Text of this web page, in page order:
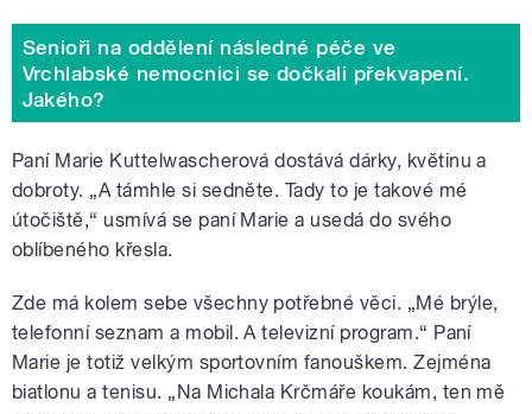
Senioři na oddělení následné péče ve
Vrchlabské nemocnici se dočkali překvapení.
Jakého?
Paní Marie Kuttelwascherová dostává dárky, květinu a
dobroty. „A támhle si sedněte. Tady to je takové mé
útočiště,“ usmívá se paní Marie a usedá do svého
oblíbeného křesla.
Zde má kolem sebe všechny potřebné věci. „Mé brýle,
telefonní seznam a mobil. A televizní program.“ Paní
Marie je totiž velkým sportovním fanouškem. Zejména
biatlonu a tenisu. „Na Michala Krčmáře koukám, ten mě